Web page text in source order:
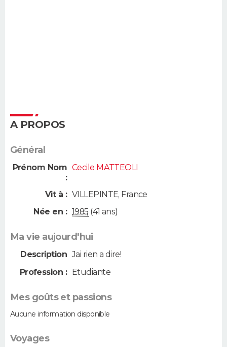
A PROPOS
Général
Prénom Nom
:
Cecile MATTEOLI
Vit à : VILLEPINTE, France
Née en : 1985 (41 ans)
Ma vie aujourd'hui
Description Jai rien a dire!
Profession : Etudiante
Mes goûts et passions
Aucune information disponible
Voyages